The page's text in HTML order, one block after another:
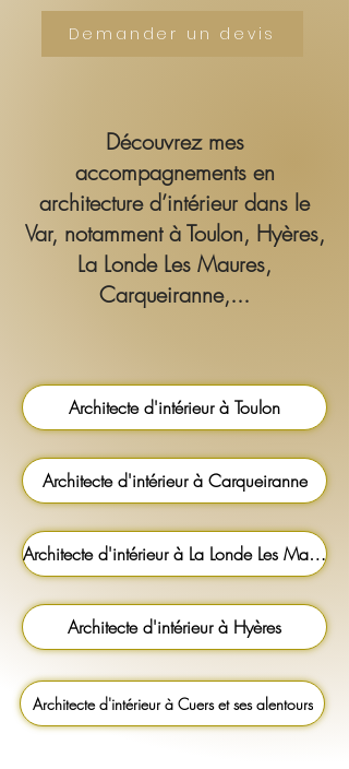
Demander un devis
Découvrez mes
accompagnements en
architecture d’intérieur dans le
Var, notamment à Toulon, Hyères,
La Londe Les Maures,
Carqueiranne,...
Architecte d'intérieur à Toulon
Architecte d'intérieur à Carqueiranne
Architecte d'intérieur à La Londe Les Maures
Architecte d'intérieur à Hyères
Architecte d'intérieur à Cuers et ses alentours